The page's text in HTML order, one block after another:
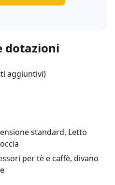
dotazioni
aggiuntivi)
standard, Letto
per tè e caffè, divano